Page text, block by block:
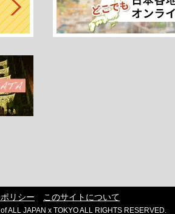
リシー このサイトについて
ALL JAPAN x TOKYO ALL RIGHTS RESERVED.